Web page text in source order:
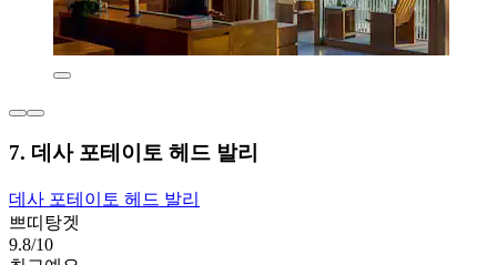
7. 데사 포테이토 헤드 발리
데사 포테이토 헤드 발리
쁘띠탕겟
9.8/10